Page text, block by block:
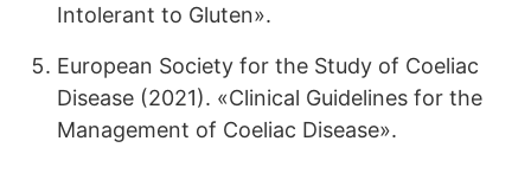
Intolerant to Gluten».
European Society for the Study of Coeliac
Disease (2021). «Clinical Guidelines for the
Management of Coeliac Disease».